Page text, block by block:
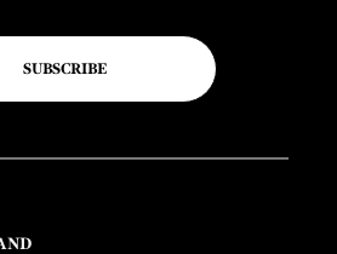
SUBSCRIBE